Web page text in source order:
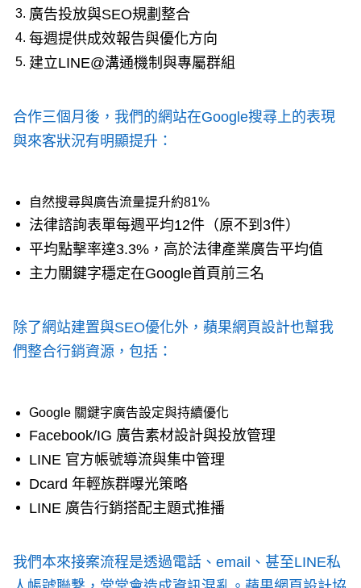
廣告投放與SEO規劃整合
每週提供成效報告與優化方向
建立LINE@溝通機制與專屬群組
合作三個月後，我們的網站在Google搜尋上的表現
與來客狀況有明顯提升：
自然搜尋與廣告流量提升約81%
法律諮詢表單每週平均12件（原不到3件）
平均點擊率達3.3%，高於法律產業廣告平均值
主力關鍵字穩定在Google首頁前三名
除了網站建置與SEO優化外，蘋果網頁設計也幫我
們整合行銷資源，包括：
Google 關鍵字廣告設定與持續優化
Facebook/IG 廣告素材設計與投放管理
LINE 官方帳號導流與集中管理
Dcard 年輕族群曝光策略
LINE 廣告行銷搭配主題式推播
我們本來接案流程是透過電話、email、甚至LINE私